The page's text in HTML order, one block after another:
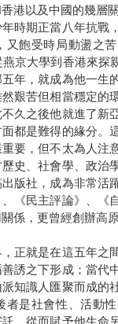
港以及中國的幾層
時期正當八年抗戰
又飽受時局動盪之
京大學到香港來探
年，就成為他一生
艱苦但相當穩定的
久之後他就進了新
都是難得的緣分。
要，但不太為人注
史、社會學、政治
版社，成為非常活
《民主評論》、《
係，更曾經創辦高
正就是在這五年之
誘之下形成；當代
知識人匯聚而成的
者是社會性、活動